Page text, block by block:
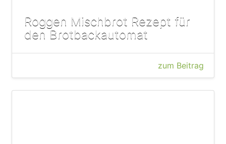
Roggen Mischbrot Rezept für
den Brotbackautomat
zum Beitrag